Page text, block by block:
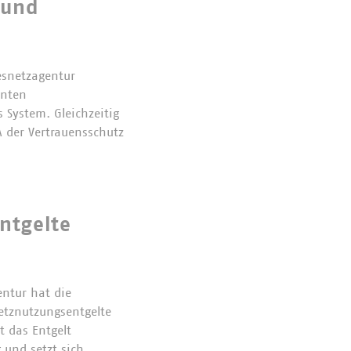
System. Gleichzeitig
Vertrauensschutz
hat die
das Entgelt